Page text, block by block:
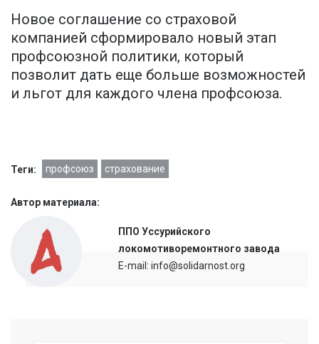
Новое соглашение со страховой
компанией сформировало новый этап
профсоюзной политики, который
позволит дать еще больше возможностей
и льгот для каждого члена профсоюза.
Теги: профсоюз страхование
Автор материала:
ППО Уссурийского
локомотиворемонтного завода
E-mail: info@solidarnost.org